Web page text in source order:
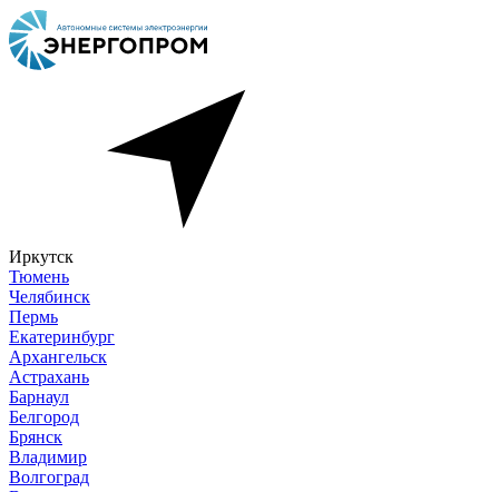
Иркутск
Тюмень
Челябинск
Пермь
Екатеринбург
Архангельск
Астрахань
Барнаул
Белгород
Брянск
Владимир
Волгоград